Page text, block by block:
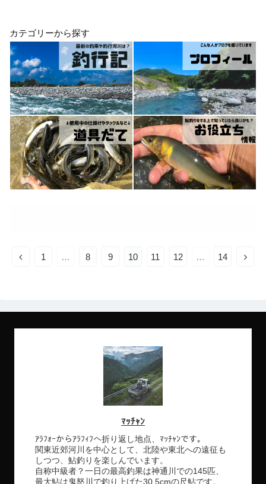
カテゴリーから探す
前
1 … 8 9 10 11 12 … 14
次
ﾏｯﾁｬﾝ
ｱﾗﾌｫｰからｱﾗﾌｨﾌへ折り返し地点、ﾏｯﾁｬﾝです。
関東近郊河川を中心として、北陸や東北への遠征も
しつつ、鮎釣りを楽しんでいます。
自称中級者？一日の最高釣果は神通川での145匹、
最大鮎は鬼怒川で釣り上げた30.5cmの尺鮎です。